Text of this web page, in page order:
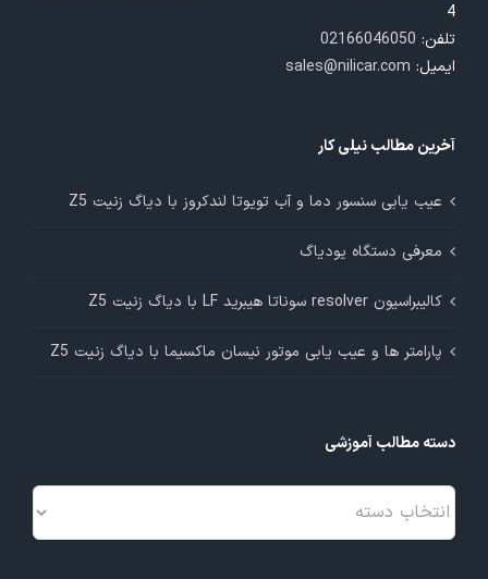
4
تلفن: 02166046050
ایمیل: sales@nilicar.com
آخرین مطالب نیلی کار
عیب یابی سنسور دما و آب تویوتا لندکروز با دیاگ زنیت Z5
معرفی دستگاه یودیاگ
کالیبراسیون resolver سوناتا هیبرید LF با دیاگ زنیت Z5
پارامتر ها و عیب یابی موتور نیسان ماکسیما با دیاگ زنیت Z5
دسته مطالب آموزشی
دسته